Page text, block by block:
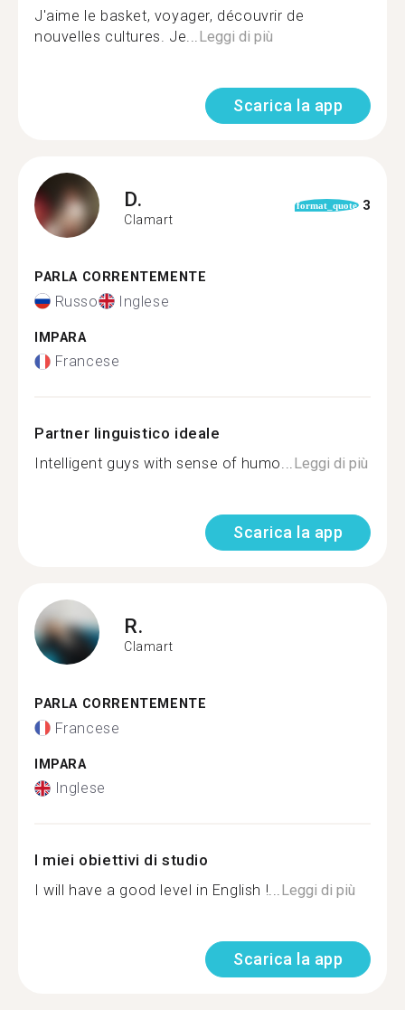
J'aime le basket, voyager, découvrir de
nouvelles cultures. Je...Leggi di più
Scarica la app
D.
Clamart
format_quote 3
PARLA CORRENTEMENTE
Russo Inglese
IMPARA
Francese
Partner linguistico ideale
Intelligent guys with sense of humo...Leggi di più
Scarica la app
R.
Clamart
PARLA CORRENTEMENTE
Francese
IMPARA
Inglese
I miei obiettivi di studio
I will have a good level in English !...Leggi di più
Scarica la app